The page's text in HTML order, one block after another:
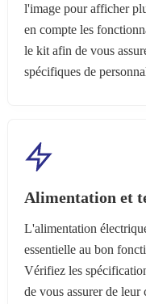
l'image pour afficher
en compte les
le kit afin de vous
spécifiques de
Alimentation et
L'alimentation
essentielle au bon
Vérifiez les
de vous assurer de